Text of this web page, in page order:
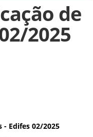
de
2025
- Edifes 02/2025